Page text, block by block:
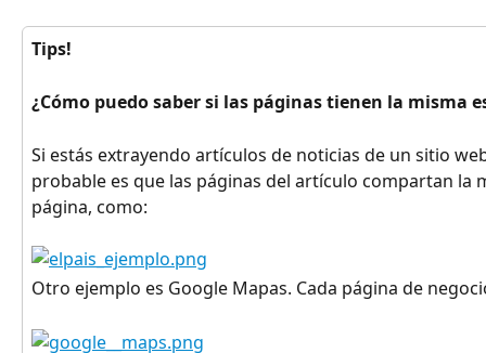
Tips!
¿Cómo puedo saber si las páginas tienen la misma
Si estás extrayendo artículos de noticias de un sitio
probable es que las páginas del artículo compartan la
página, como:
Otro ejemplo es Google Mapas. Cada página de